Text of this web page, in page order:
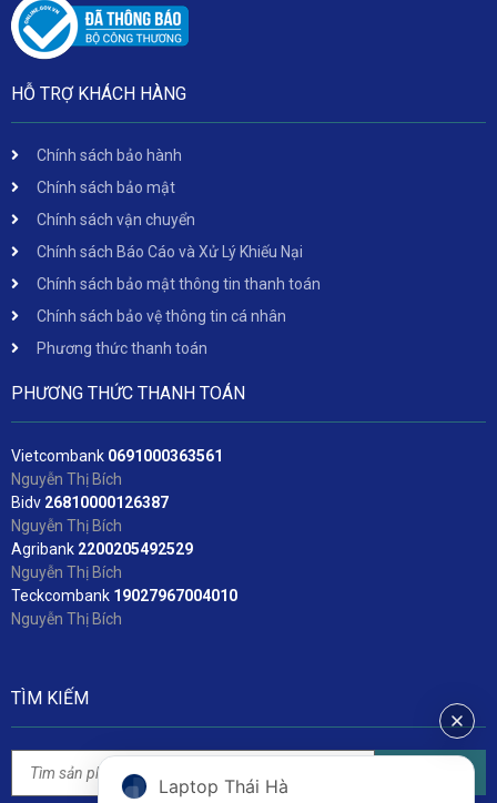
HỖ TRỢ KHÁCH HÀNG
Chính sách bảo hành
Chính sách bảo mật
Chính sách vận chuyển
Chính sách Báo Cáo và Xử Lý Khiếu Nại
Chính sách bảo mật thông tin thanh toán
Chính sách bảo vệ thông tin cá nhân
Phương thức thanh toán
PHƯƠNG THỨC THANH TOÁN
Vietcombank 0691000363561
Nguyễn Thị Bích
Bidv 26810000126387
Nguyễn Thị Bích
Agribank 2200205492529
Nguyễn Thị Bích
Teckcombank 19027967004010
Nguyễn Thị Bích
TÌM KIẾM
Laptop Thái Hà